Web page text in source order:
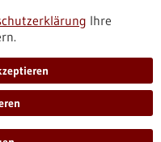
Ihre